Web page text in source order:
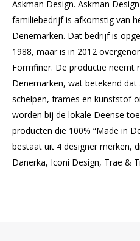
Askman Design. Askman
familiebedrijf is afkomstig van
Denemarken. Dat bedrijf is
1988, maar is in 2012
Formfiner. De productie neemt
Denemarken, wat betekend
schelpen, frames en kunststof
worden bij de lokale Deense
producten die 100% “Made in
bestaat uit 4 designer merken,
Danerka, Iconi Design, Trae &